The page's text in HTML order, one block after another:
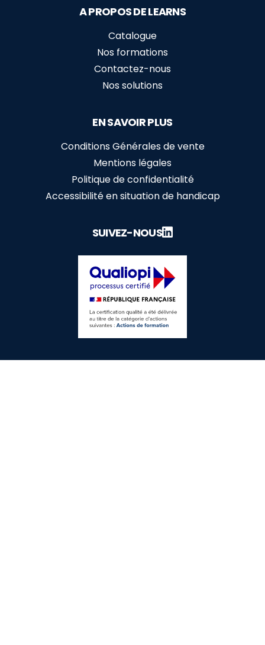
A PROPOS DE LEARNS
Catalogue
Nos formations
Contactez-nous
Nos solutions
EN SAVOIR PLUS
Conditions Générales de vente
Mentions légales
Politique de confidentialité
Accessibilité en situation de handicap
SUIVEZ-NOUS